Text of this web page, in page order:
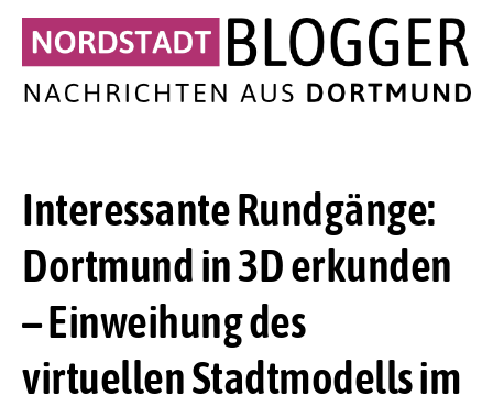
Interessante Rundgänge:
Dortmund in 3D erkunden
– Einweihung des
virtuellen Stadtmodells im